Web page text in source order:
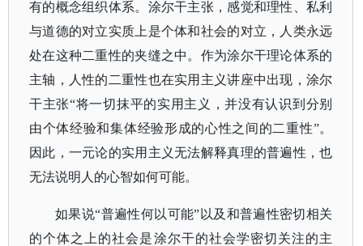
有的概念组织体系。涂尔干主张，感觉和理性、私利
与道德的对立实质上是个体和社会的对立，人类永远
处在这种二重性的夹缝之中。作为涂尔干理论体系的
主轴，人性的二重性也在实用主义讲座中出现，涂尔
干主张“将一切抹平的实用主义，并没有认识到分别
由个体经验和集体经验形成的心性之间的二重性”。
因此，一元论的实用主义无法解释真理的普遍性，也
无法说明人的心智如何可能。
如果说“普遍性何以可能”以及和普遍性密切相关
的个体之上的社会是涂尔干的社会学密切关注的主